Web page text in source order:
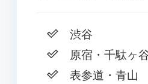
渋谷
原宿・千駄ヶ
表参道・青山